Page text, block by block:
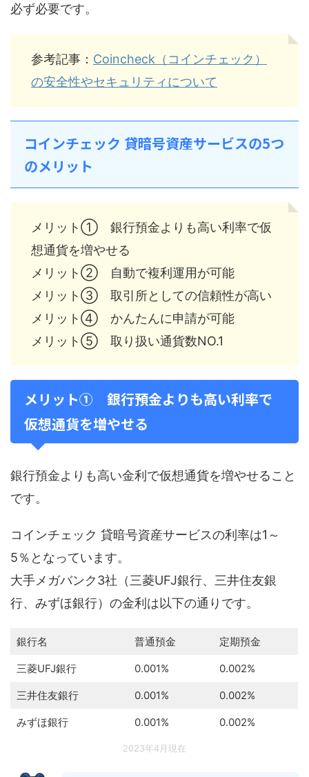
必ず必要です。
参考記事： Coincheck（コインチェック）
の安全性やセキュリティについて
コインチェック 貸暗号資産サービスの5つ
のメリット
メリット① 銀行預金よりも高い利率で仮
想通貨を増やせる
メリット② 自動で複利運用が可能
メリット③ 取引所としての信頼性が高い
メリット④ かんたんに申請が可能
メリット⑤ 取り扱い通貨数NO.1
メリット① 銀行預金よりも高い利率で
仮想通貨を増やせる
銀行預金よりも高い金利で仮想通貨を増やせること
です。
コインチェック 貸暗号資産サービスの利率は1～
5％となっています。
大手メガバンク3社（三菱UFJ銀行、三井住友銀
行、みずほ銀行）の金利は以下の通りです。
銀行名 普通預金 定期預金
三菱UFJ銀行 0.001% 0.002%
三井住友銀行 0.001% 0.002%
みずほ銀行 0.001% 0.002%
2023年4月現在